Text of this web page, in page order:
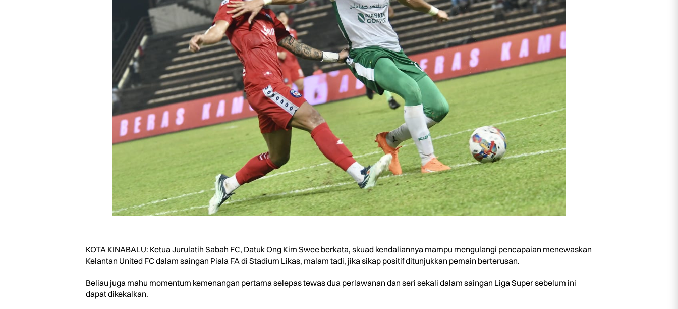
KOTA KINABALU: Ketua Jurulatih Sabah FC, Datuk Ong Kim Swee berkata, skuad kendaliannya mampu mengulangi pencapaian menewaskan
Kelantan United FC dalam saingan Piala FA di Stadium Likas, malam tadi, jika sikap positif ditunjukkan pemain berterusan.
Beliau juga mahu momentum kemenangan pertama selepas tewas dua perlawanan dan seri sekali dalam saingan Liga Super sebelum ini
dapat dikekalkan.